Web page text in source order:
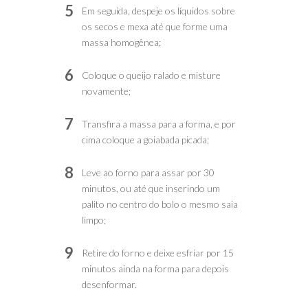
5
Em seguida, despeje os líquidos sobre
os secos e mexa até que forme uma
massa homogênea;
6
Coloque o queijo ralado e misture
novamente;
7
Transfira a massa para a forma, e por
cima coloque a goiabada picada;
8
Leve ao forno para assar por 30
minutos, ou até que inserindo um
palito no centro do bolo o mesmo saia
limpo;
9
Retire do forno e deixe esfriar por 15
minutos ainda na forma para depois
desenformar.